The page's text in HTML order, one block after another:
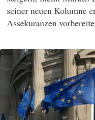
seiner neuen Kolumne
Assekuranzen